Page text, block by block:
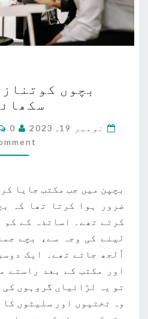
کا
حل
بچوں
نومبر 19, 2023
0
بچپن میں جب مکتب جایا
ضرور ہوا کرتا تھا کہ
کرتے تھے۔ اساتذہ کے کم
لینے کی وجہ سے، بچے
اُلجھ جاتے تھے۔ ایک
اور مکتب کے بعد راستے
تو یہ لڑائیاں گروہوں
وہ تختیوں اور سلیٹوں